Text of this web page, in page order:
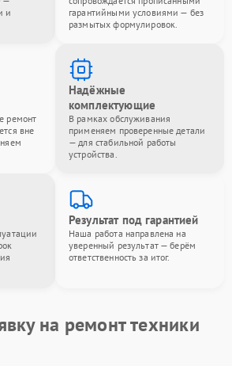
и
гарантийными условиями — без
размытых формулировок.
ремонт
вне
Надёжные
комплектующие
В рамках обслуживания
применяем проверенные детали
— для стабильной работы
устройства.
Результат под гарантией
Наша работа направлена на
уверенный результат — берём
ответственность за итог.
на ремонт техники